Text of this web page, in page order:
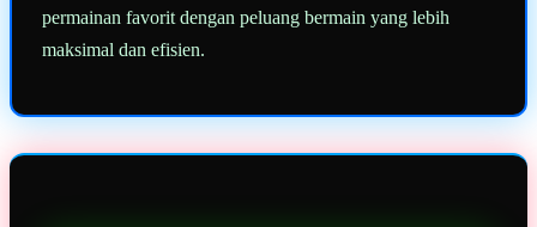
permainan favorit dengan peluang bermain yang lebih
maksimal dan efisien.